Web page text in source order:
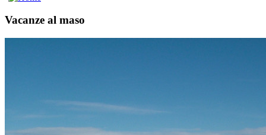
Vacanze al maso